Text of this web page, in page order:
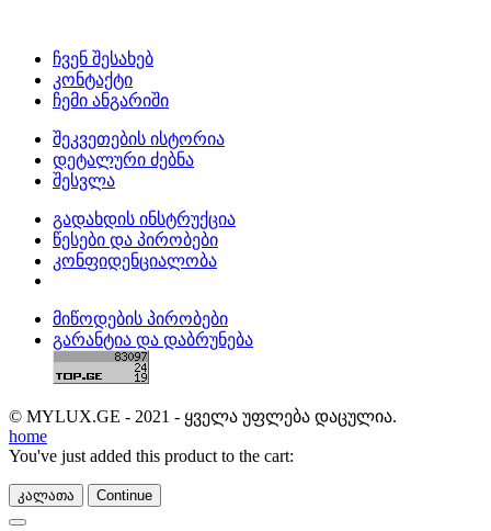
ჩვენ შესახებ
კონტაქტი
ჩემი ანგარიში
შეკვეთების ისტორია
დეტალური ძებნა
შესვლა
გადახდის ინსტრუქცია
წესები და პირობები
კონფიდენციალობა
მიწოდების პირობები
გარანტია და დაბრუნება
© MYLUX.GE - 2021 - ყველა უფლება დაცულია.
home
You've just added this product to the cart:
კალათა Continue